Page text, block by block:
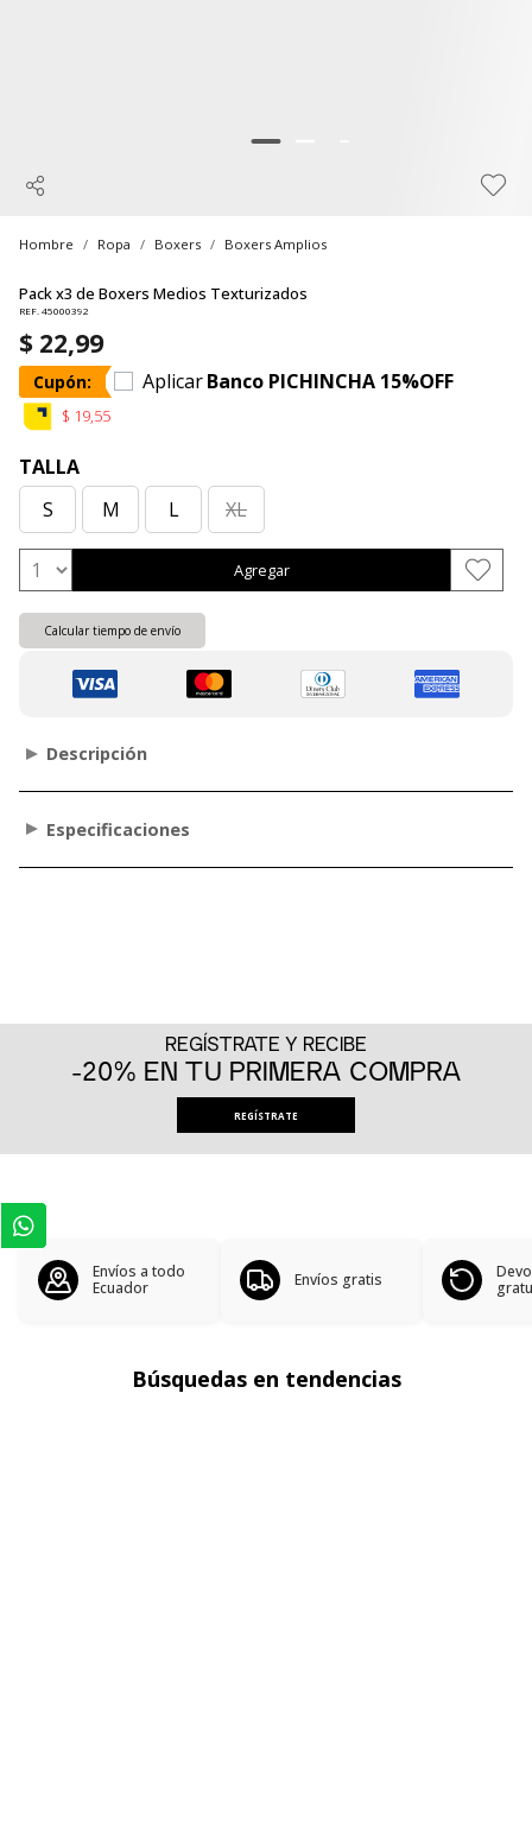
Hombre Ropa Boxers Boxers Amplios
Pack x3 de Boxers Medios Texturizados
REF. 45000392
$ 22,99
Cupón: AplicarBanco PICHINCHA 15%OFF
$ 19,55
TALLA
S
M L XL
Agregar
Calcular tiempo de envío
Descripción
Especificaciones
REGÍSTRATE Y RECIBE
-20% EN TU PRIMERA COMPRA
REGÍSTRATE
Envíos a todo
Ecuador
Envíos gratis
Búsquedas en tendencias